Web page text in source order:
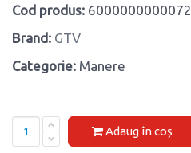
Cod produs: 6000000000072
Brand: GTV
Categorie: Manere
Adaug în coș